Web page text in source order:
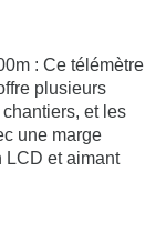
: Ce télémètre
plusieurs
et les
une marge
LCD et aimant